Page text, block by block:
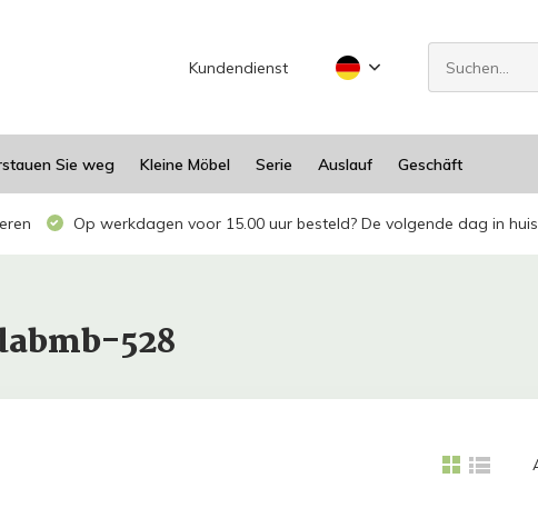
Kundendienst
Sie weg Kleine Möbel Serie Auslauf Geschäft
Op werkdagen voor 15.00 uur besteld? De volgende dag in
528